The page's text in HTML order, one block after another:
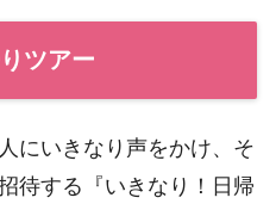
ツアー
にいきなり声をかけ、そ
待する『いきなり！日帰